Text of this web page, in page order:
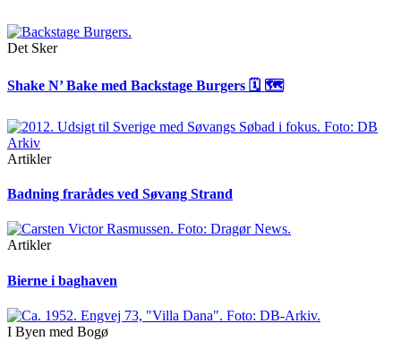
Det Sker
Shake N’ Bake med Backstage Burgers 🗓 🗺
Artikler
Badning frarådes ved Søvang Strand
Artikler
Bierne i baghaven
I Byen med Bogø